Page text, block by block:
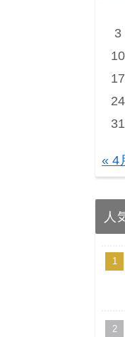
3
10
17
24
31
« 4
人